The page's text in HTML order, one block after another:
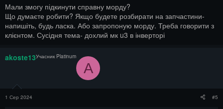
Мали змогу підкинути справну морду?
Що думаєте робити? Якщо будете розбирати на запчастини-
напишіть, будь ласка. Або запропоную морду. Треба говорити з
клієнтом. Сусідня тема- дохлий мк u3 в інверторі
akoste13Учасник Platinum
A
1 Сер 2024 #5